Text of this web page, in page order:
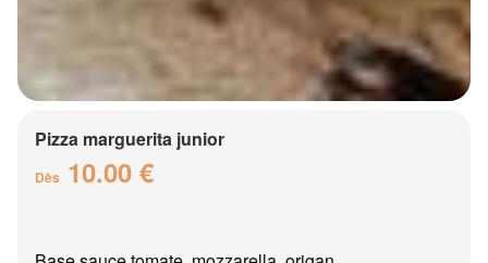
Pizza marguerita junior
Dès 10.00 €